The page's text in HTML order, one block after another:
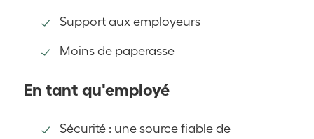
Support aux employeurs
Moins de paperasse
En tant qu'employé
Sécurité : une source fiable de